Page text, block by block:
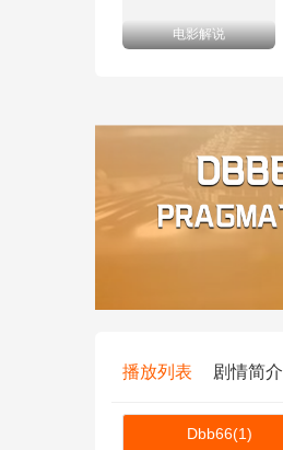
电影解说
播放列表 剧情简介
Dbb66(1)